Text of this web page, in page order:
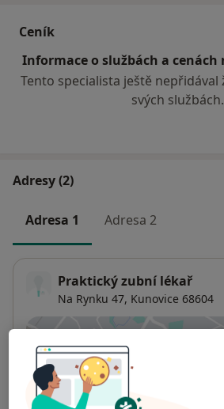
Ceník
Informace o službách a cenách
Tento specialista ještě
svých službách.
Adresy (2)
Adresa 1 Adresa 2
Praktický zubní lékař
Na Rynku 47, Kunovice 68604
Dostupnost
Na této adrese online kalendář